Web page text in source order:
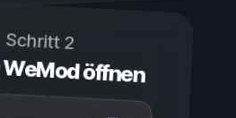
Schritt 2
WeMod öffnen